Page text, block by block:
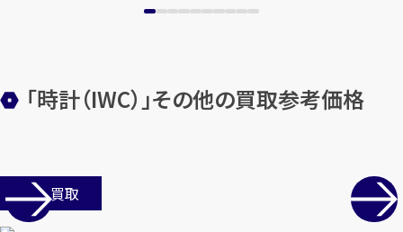
「時計（IWC）」その他の買取参考価格
店舗買取